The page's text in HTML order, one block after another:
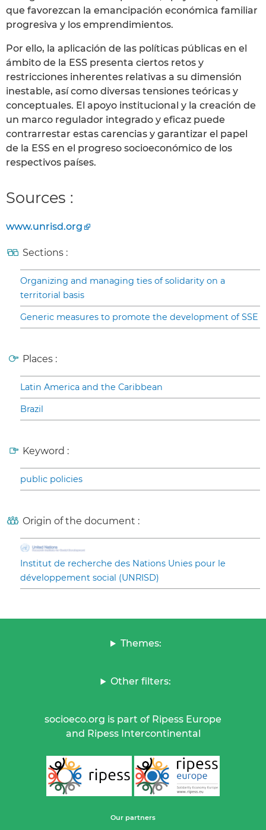
que favorezcan la emancipación económica familiar
progresiva y los emprendimientos.
Por ello, la aplicación de las políticas públicas en el
ámbito de la ESS presenta ciertos retos y
restricciones inherentes relativas a su dimensión
inestable, así como diversas tensiones teóricas y
conceptuales. El apoyo institucional y la creación de
un marco regulador integrado y eficaz puede
contrarrestar estas carencias y garantizar el papel
de la ESS en el progreso socioeconómico de los
respectivos países.
Sources :
www.unrisd.org
Sections :
Organizing and managing ties of solidarity on a
territorial basis
Generic measures to promote the development of SSE
Places :
Latin America and the Caribbean
Brazil
Keyword :
public policies
Origin of the document :
Institut de recherche des Nations Unies pour le
développement social (UNRISD)
Themes:
Other filters:
socioeco.org is part of Ripess Europe
and Ripess Intercontinental
Our partners